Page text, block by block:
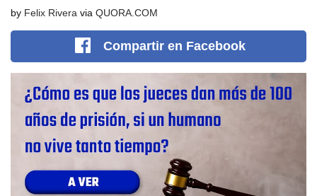
by Felix Rivera via QUORA.COM
Compartir en Facebook